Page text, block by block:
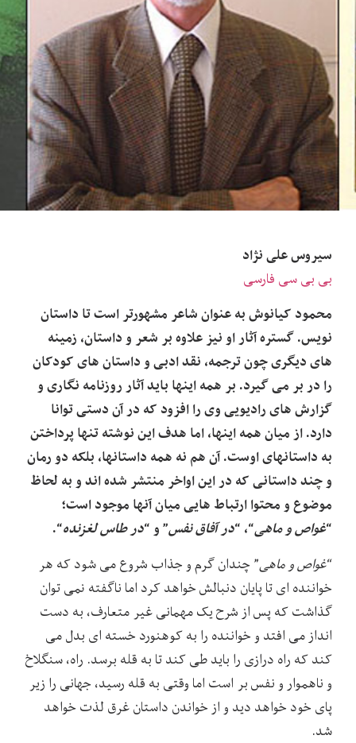
سیروس علی نژاد
بی بی سی فارسی
محمود کیانوش به عنوان شاعر مشهورتر است تا داستان
نویس. گستره آثار او نیز علاوه بر شعر و داستان، زمینه
های دیگری چون ترجمه، نقد ادبی و داستان های کودکان
را در بر می گیرد. بر همه اینها باید آثار روزنامه نگاری و
گزارش های رادیویی وی را افزود که در آن دستی توانا
دارد. از میان همه اینها، اما هدف این نوشته تنها پرداختن
به داستانهای اوست. آن هم نه همه داستانها، بلکه دو رمان
و چند داستانی که در این اواخر منتشر شده اند و به لحاظ
موضوع و محتوا ارتباط هایی میان آنها موجود است‎؛
“غواص و ماهی“، “در آفاق نفس” و “در طاس لغزنده“.
“غواص و ماهی” چندان گرم و جذاب شروع می شود که هر
خواننده ای تا پایان دنبالش خواهد کرد اما ناگفته نمی توان
گذاشت که پس از شرح یک مهمانی غیر متعارف، به دست
انداز می افتد و خواننده را به کوهنورد خسته ای بدل می
کند که راه درازی را باید طی کند تا به قله برسد. راه، سنگلاخ
و ناهموار و نفس بر است اما وقتی به قله رسید، جهانی را زیر
پای خود خواهد دید و از خواندن داستان غرق لذت خواهد
شد.